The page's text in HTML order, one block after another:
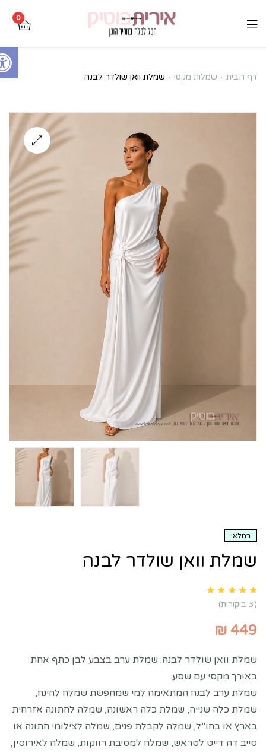
Open toolbar
0
שמלת
דף הבית שמלות מקסי שמלת וואן שולדר לבנה
במלאי
שמלת וואן שולדר לבנה
3
customer ratings(
3 ביקורות)
₪ 449
שמלת וואן שולדר לבנה. שמלת ערב בצבע לבן כתף אחת
באורך מקסי עם שסע.
שמלת ערב לבנה המתאימה למי שמחפשת שמלה לחינה,
שמלת כלה שנייה, שמלת כלה ראשונה, שמלה לחתונה אזרחית
בארץ או בחו”ל, שמלה לקבלת פנים, שמלה לצילומי חתונה או
סייב דה דייט לטראש, שמלה למסיבת רווקות, שמלה לאירוסין,